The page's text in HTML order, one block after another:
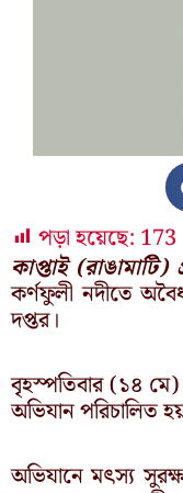
পড়া হয়েছে: 173
কাপ্তাই (রাঙামাটি)
কর্ণফুলী নদীতে
দপ্তর।
বৃহস্পতিবার (১৪ মে)
অভিযান পরিচালিত
অভিযানে মৎস্য